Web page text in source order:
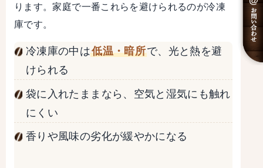
ります。家庭で一番これらを避けられるのが冷凍
庫です。
冷凍庫の中は低温・暗所で、光と熱を避
けられる
袋に入れたままなら、空気と湿気にも触れ
にくい
香りや風味の劣化が緩やかになる